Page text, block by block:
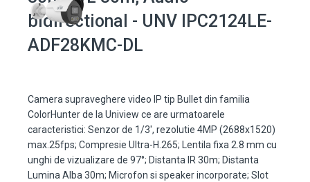
bidirectional - UNV IPC2124LE-
ADF28KMC-DL
Camera supraveghere video IP tip Bullet din familia
ColorHunter de la Uniview ce are urmatoarele
caracteristici: Senzor de 1/3', rezolutie 4MP (2688x1520)
max.25fps; Compresie Ultra-H.265; Lentila fixa 2.8 mm cu
unghi de vizualizare de 97°; Distanta IR 30m; Distanta
Lumina Alba 30m; Microfon si speaker incorporate; Slot